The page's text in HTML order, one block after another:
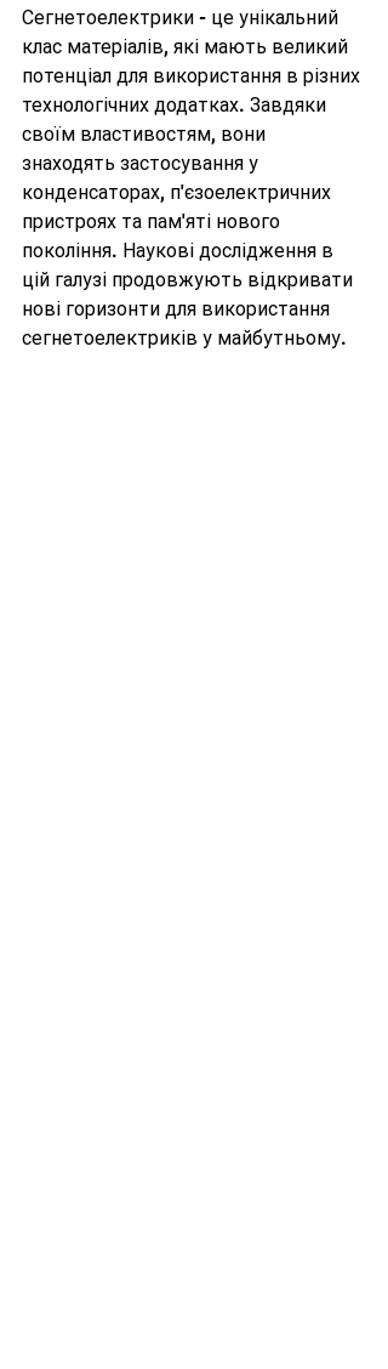
Сегнетоелектрики - це унікальний
клас матеріалів, які мають великий
потенціал для використання в різних
технологічних додатках. Завдяки
своїм властивостям, вони
знаходять застосування у
конденсаторах, п'єзоелектричних
пристроях та пам'яті нового
покоління. Наукові дослідження в
цій галузі продовжують відкривати
нові горизонти для використання
сегнетоелектриків у майбутньому.